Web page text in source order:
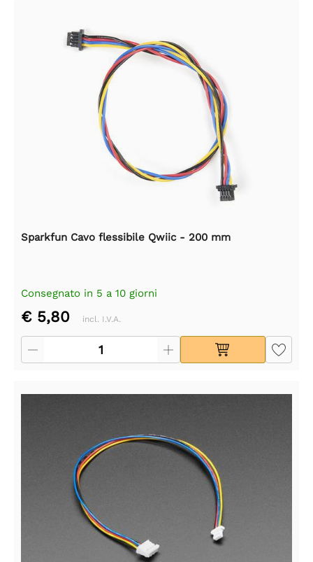
Sparkfun Cavo flessibile Qwiic - 200 mm
Consegnato in 5 a 10 giorni
€ 5,80 incl. I.V.A.